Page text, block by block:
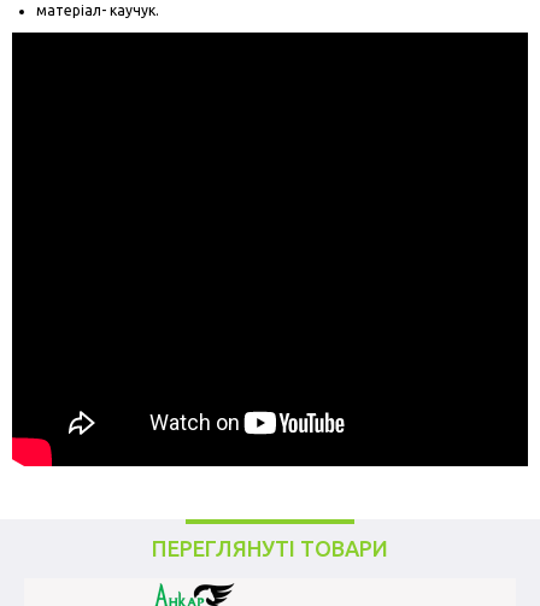
матеріал- каучук.
ПЕРЕГЛЯНУТІ ТОВАРИ